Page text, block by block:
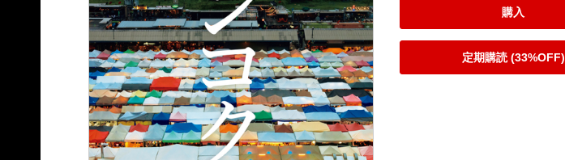
購入
定期購読 (33%OFF)